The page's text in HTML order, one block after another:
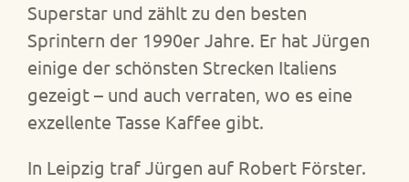
Superstar und zählt zu den besten
Sprintern der 1990er Jahre. Er hat Jürgen
einige der schönsten Strecken Italiens
gezeigt – und auch verraten, wo es eine
exzellente Tasse Kaffee gibt.
In Leipzig traf Jürgen auf Robert Förster.